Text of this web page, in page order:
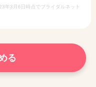
3月6日時点でブライダルネット
る